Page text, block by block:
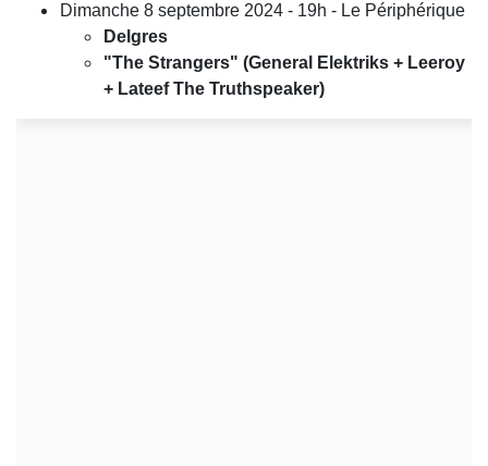
Dimanche 8 septembre 2024 - 19h - Le Périphérique
Delgres
"The Strangers" (General Elektriks + Leeroy
+ Lateef The Truthspeaker)